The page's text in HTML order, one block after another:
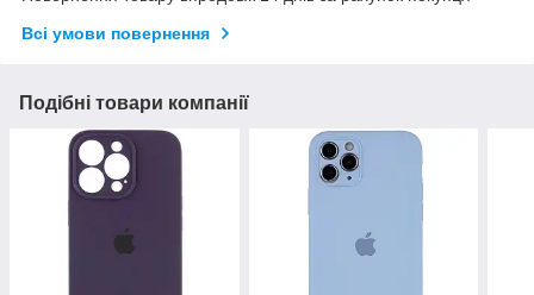
Всі умови повернення
Подібні товари компанії